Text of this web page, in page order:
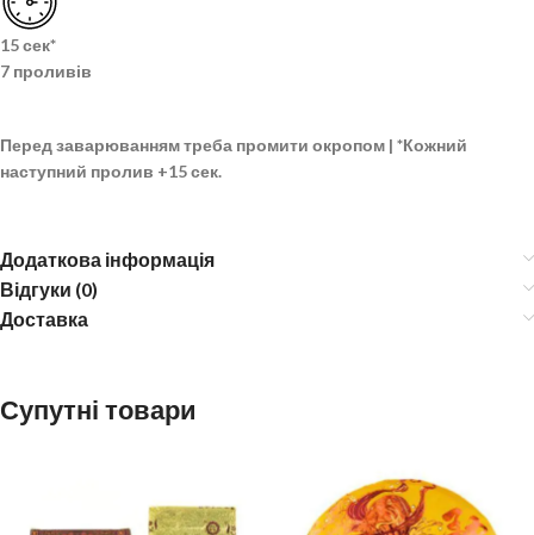
15 сек*
7 проливів
Перед заварюванням треба промити окропом | *Кожний
наступний пролив +15 сек.
Додаткова інформація
Відгуки (0)
Доставка
Супутні товари